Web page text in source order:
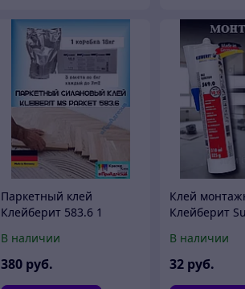
Паркетный клей
Клейберит 583.6 1
В наличии
380 руб.
Клей
Клейберит
В наличии
32 руб.